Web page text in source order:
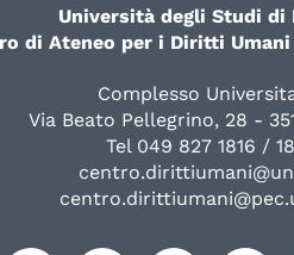
Università degli Studi di
di Ateneo per i Diritti
Complesso
Via Beato Pellegrino, 28 -
Tel 049 827 1816 /